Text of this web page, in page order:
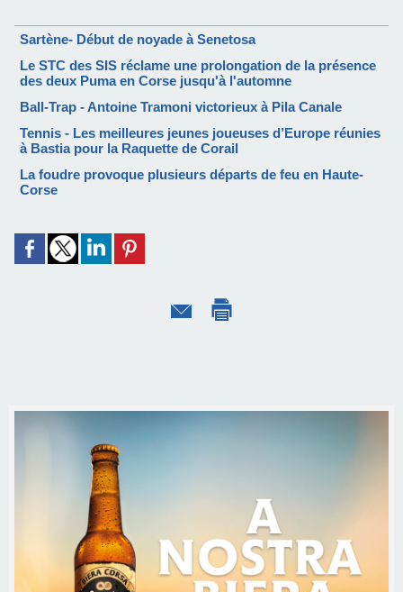
Sartène- Début de noyade à Senetosa
Le STC des SIS réclame une prolongation de la présence
des deux Puma en Corse jusqu'à l'automne
Ball-Trap - Antoine Tramoni victorieux à Pila Canale
Tennis - Les meilleures jeunes joueuses d’Europe réunies
à Bastia pour la Raquette de Corail
La foudre provoque plusieurs départs de feu en Haute-
Corse